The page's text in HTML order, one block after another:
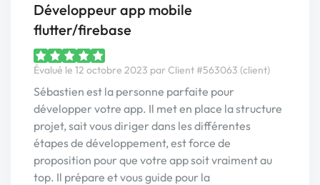
Développeur app mobile
flutter/firebase
Évalué le 12 octobre 2023 par Client #563063 (client)
Sébastien est la personne parfaite pour
développer votre app. Il met en place la structure
projet, sait vous diriger dans les différentes
étapes de développement, est force de
proposition pour que votre app soit vraiment au
top. Il prépare et vous guide pour la